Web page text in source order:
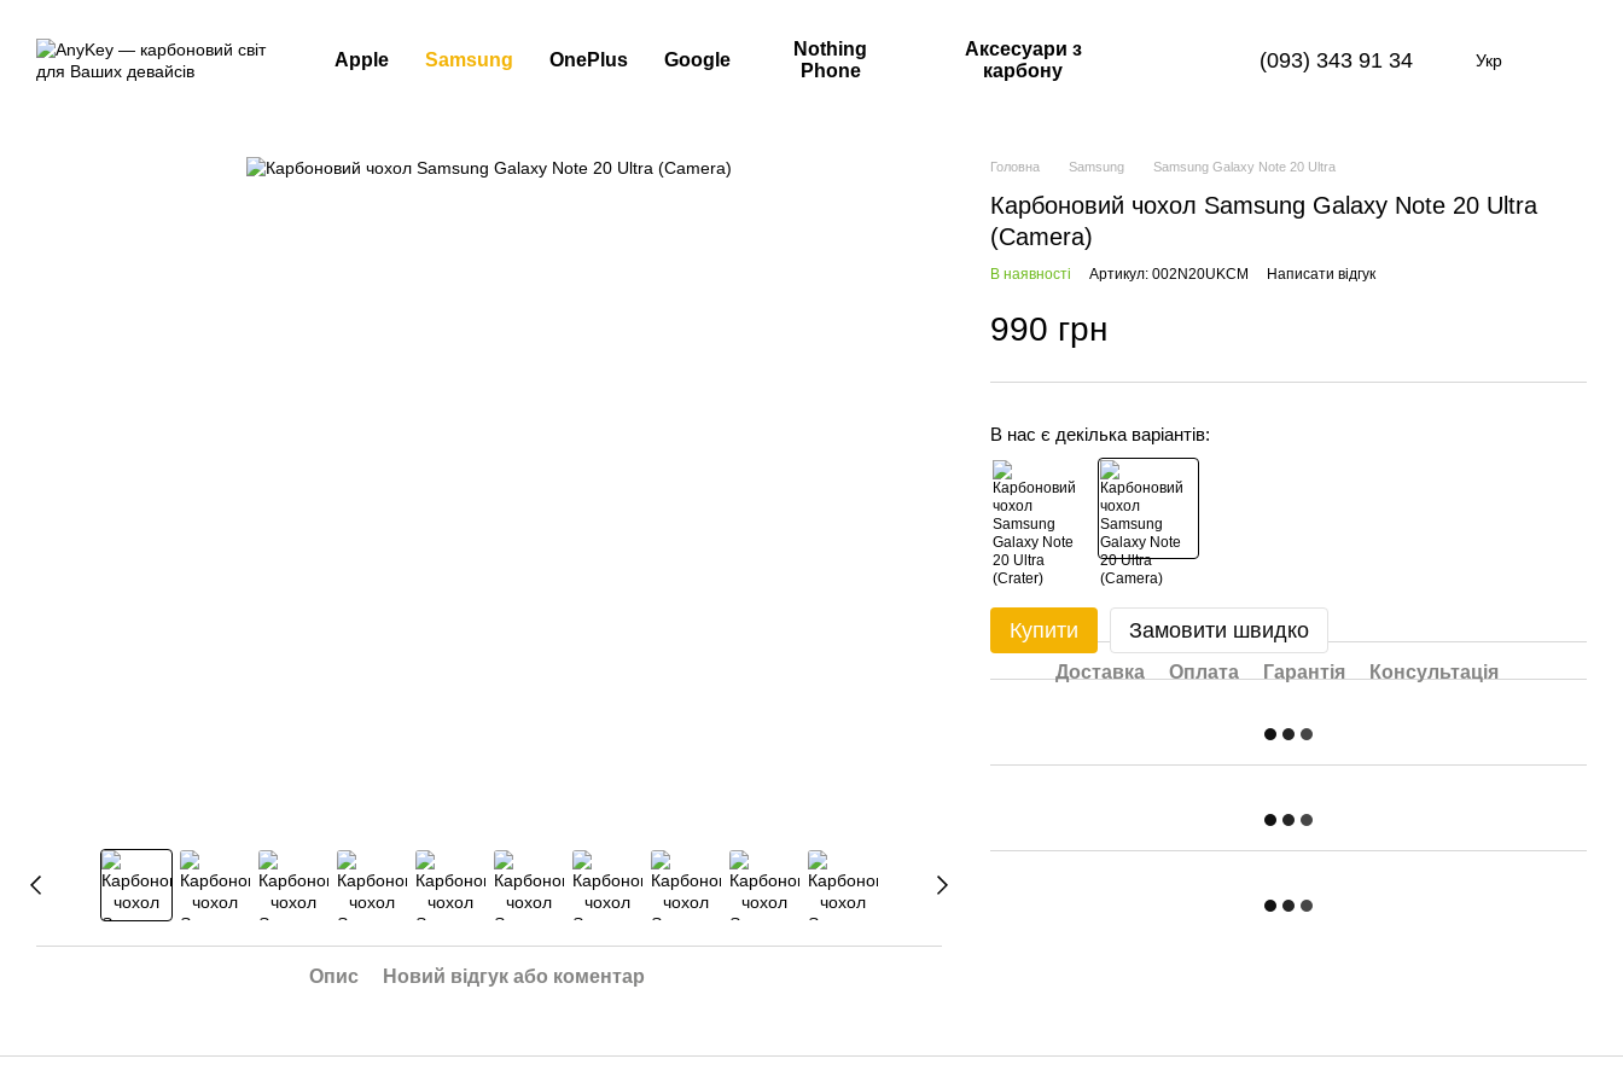
Apple Samsung OnePlus Google
Nothing
Phone
Аксесуари з
карбону
(093) 343 91 34 Укр
Опис Новий відгук або коментар
Головна Samsung Samsung Galaxy Note 20 Ultra
Карбоновий чохол Samsung Galaxy Note 20 Ultra
(Camera)
В наявності Артикул: 002N20UKCM Написати відгук
990 грн
В нас є декілька варіантів:
Купити Замовити швидко
Доставка Оплата Гарантія Консультація